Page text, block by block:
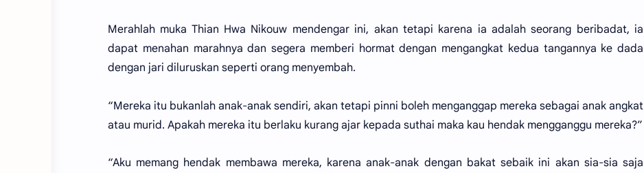
Merahlah muka Thian Hwa Nikouw mendengar ini, akan tetapi karena ia adalah seorang beribadat, ia
dapat menahan marahnya dan segera memberi hormat dengan mengangkat kedua tangannya ke dada
dengan jari diluruskan seperti orang menyembah.
“Mereka itu bukanlah anak-anak sendiri, akan tetapi pinni boleh menganggap mereka sebagai anak angkat
atau murid. Apakah mereka itu berlaku kurang ajar kepada suthai maka kau hendak mengganggu mereka?”
“Aku memang hendak membawa mereka, karena anak-anak dengan bakat sebaik ini akan sia-sia saja